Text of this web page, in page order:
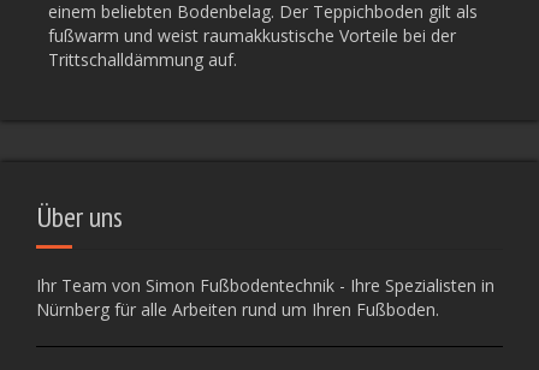
einem beliebten Bodenbelag. Der Teppichboden gilt als
fußwarm und weist raumakkustische Vorteile bei der
Trittschalldämmung auf.
Über uns
Ihr Team von Simon Fußbodentechnik - Ihre Spezialisten in
Nürnberg für alle Arbeiten rund um Ihren Fußboden.